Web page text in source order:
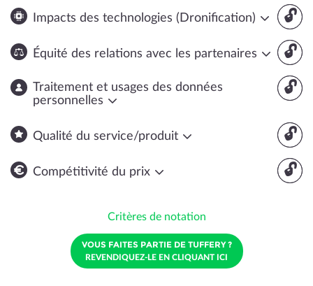
🔓
Impacts des technologies (Dronification)
🔓
Équité des relations avec les partenaires
🔓
Traitement et usages des données
personnelles
🔓
Qualité du service/produit
🔓
Compétitivité du prix
Critères de notation
VOUS FAITES PARTIE DE TUFFERY ?
REVENDIQUEZ-LE EN CLIQUANT ICI